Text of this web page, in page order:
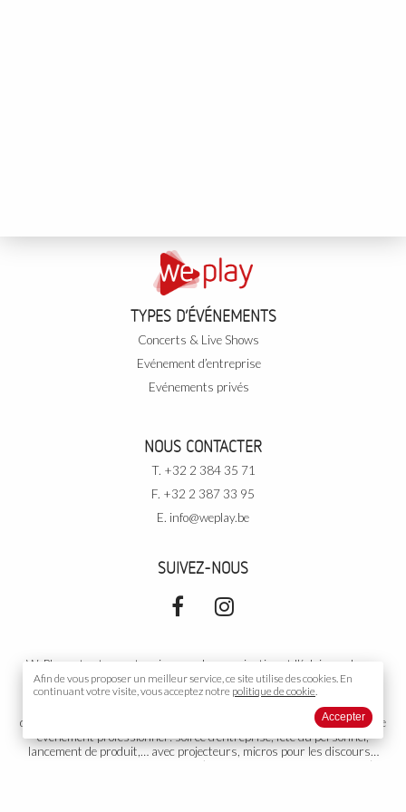
TYPES D’ÉVÉNEMENTS
Concerts & Live Shows
Evénement d’entreprise
Evénements privés
NOUS CONTACTER
T. +32 2 384 35 71
F. +32 2 387 33 95
E. info@weplay.be
SUIVEZ-NOUS
WePlay est votre partenaire pour la sonorisation et l’éclairage de vos
événements. Pour vosévénements privés: soirée de rallye, cours de
danse, votre mariage, un cocktail, un gala, un anniversaire, une
conférence, une exposition,… avec DJ, podiums, piste de danse,
décoration… Dans une salle, sous tente, ou partout ailleurs. Pour votre
événement professionnel: soirée d’entreprise, fête du personnel,
lancement de produit,… avec projecteurs, micros pour les discours…
: concert (musicien, orchestre, chanteur…),
Afin de vous proposer un meilleur service, ce site utilise descookies. En
continuant votre visite, vous acceptez notre politique de cookie.
Accepter